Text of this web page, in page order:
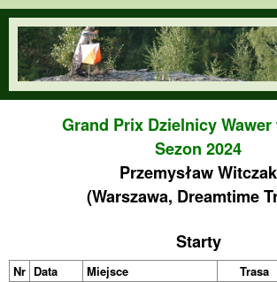
Przejdź do treści
orienteering.waw.pl
Grand Prix Dzielnicy Wawer
Sezon 2024
Przemysław Witczak
(Warszawa, Dreamtime
Starty
Nr Data Miejsce Trasa